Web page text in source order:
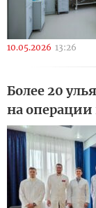
10.05.2026 13:26
Более 20
на